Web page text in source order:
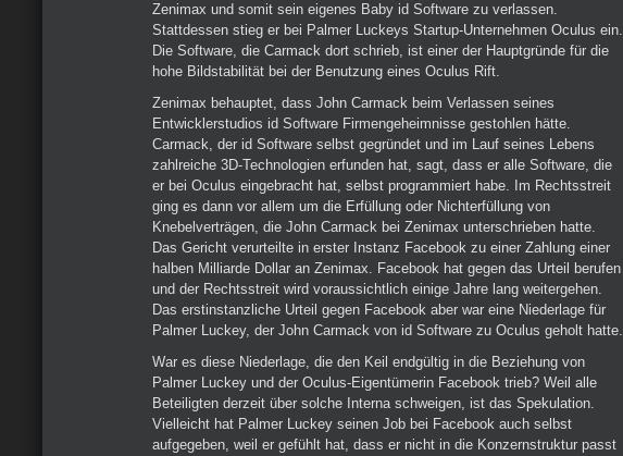
Zenimax und somit sein eigenes Baby id Software zu verlassen.
Stattdessen stieg er bei Palmer Luckeys Startup-Unternehmen Oculus ein.
Die Software, die Carmack dort schrieb, ist einer der Hauptgründe für die
hohe Bildstabilität bei der Benutzung eines Oculus Rift.
Zenimax behauptet, dass John Carmack beim Verlassen seines
Entwicklerstudios id Software Firmengeheimnisse gestohlen hätte.
Carmack, der id Software selbst gegründet und im Lauf seines Lebens
zahlreiche 3D-Technologien erfunden hat, sagt, dass er alle Software, die
er bei Oculus eingebracht hat, selbst programmiert habe. Im Rechtsstreit
ging es dann vor allem um die Erfüllung oder Nichterfüllung von
Knebelverträgen, die John Carmack bei Zenimax unterschrieben hatte.
Das Gericht verurteilte in erster Instanz Facebook zu einer Zahlung einer
halben Milliarde Dollar an Zenimax. Facebook hat gegen das Urteil berufen
und der Rechtsstreit wird voraussichtlich einige Jahre lang weitergehen.
Das erstinstanzliche Urteil gegen Facebook aber war eine Niederlage für
Palmer Luckey, der John Carmack von id Software zu Oculus geholt hatte.
War es diese Niederlage, die den Keil endgültig in die Beziehung von
Palmer Luckey und der Oculus-Eigentümerin Facebook trieb? Weil alle
Beteiligten derzeit über solche Interna schweigen, ist das Spekulation.
Vielleicht hat Palmer Luckey seinen Job bei Facebook auch selbst
aufgegeben, weil er gefühlt hat, dass er nicht in die Konzernstruktur passt